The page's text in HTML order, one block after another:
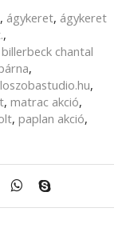
, ágykeret, ágykeret
,
billerbeck chantal
,
,
, matrac akció,
, paplan akció,